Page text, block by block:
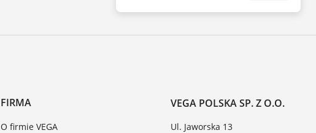
FIRMA
O firmie VEGA
VEGA POLSKA SP. Z O.O.
Ul. Jaworska 13